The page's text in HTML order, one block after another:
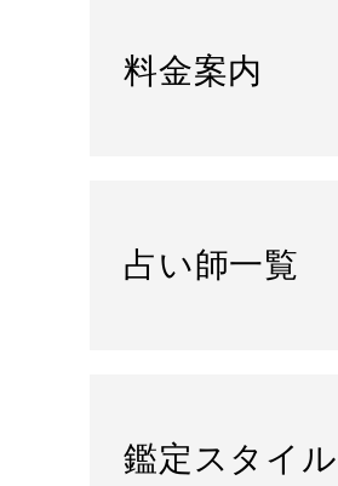
料金案内
占い師一覧
鑑定スタイル